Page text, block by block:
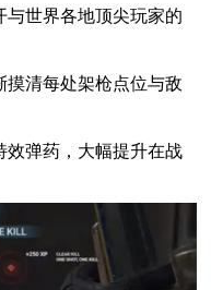
世界各地顶尖玩家的
清每处架枪点位与敌
弹药，大幅提升在战